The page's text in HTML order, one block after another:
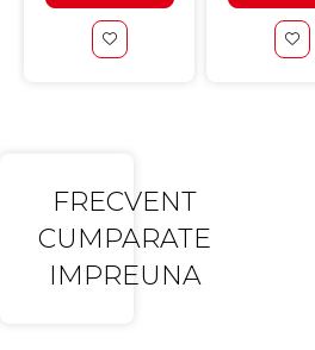
FRECVENT
CUMPARATE
IMPREUNA